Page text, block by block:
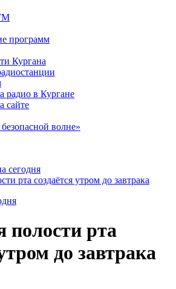
программ
Кургана
радио в Кургане
сайте
волне»
сегодня
рта создаётся утром до завтрака
рта
до завтрака